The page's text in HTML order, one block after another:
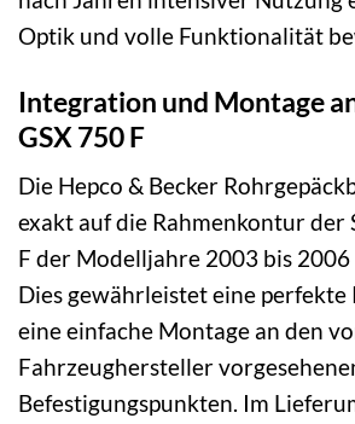
Optik und volle Funktionalität
Integration und Montage
GSX 750 F
Die Hepco & Becker
exakt auf die Rahmenkontur der
F der Modelljahre 2003 bis
Dies gewährleistet eine perfekte
eine einfache Montage an den
Fahrzeughersteller
Befestigungspunkten. Im